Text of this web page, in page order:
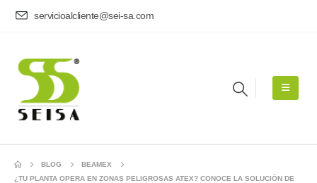
servicioalcliente@sei-sa.com
BLOG
BEAMEX
¿TU PLANTA OPERA EN ZONAS PELIGROSAS ATEX? CONOCE LA SOLUCIÓN DE